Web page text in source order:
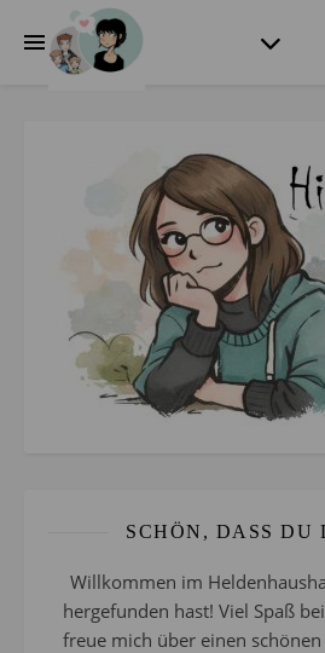
SCHÖN, DASS DU
Willkommen im
hergefunden hast! Viel Spaß
freue mich über einen